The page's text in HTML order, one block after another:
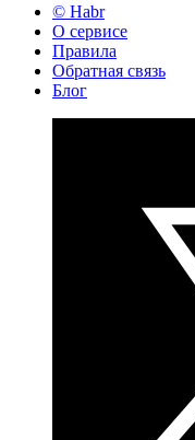
© Habr
О сервисе
Правила
Обратная связь
Блог